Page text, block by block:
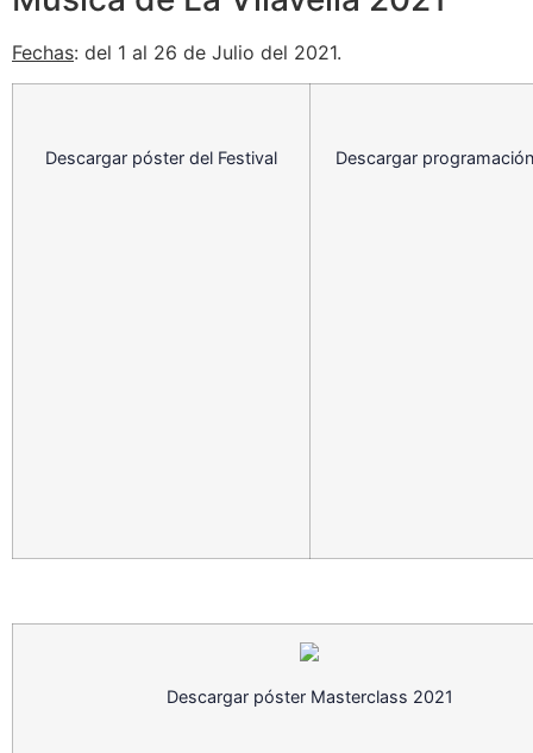
Fechas: del 1 al 26 de Julio del 2021.
Descargar póster del Festival Descargar
Descargar póster Masterclass 2021